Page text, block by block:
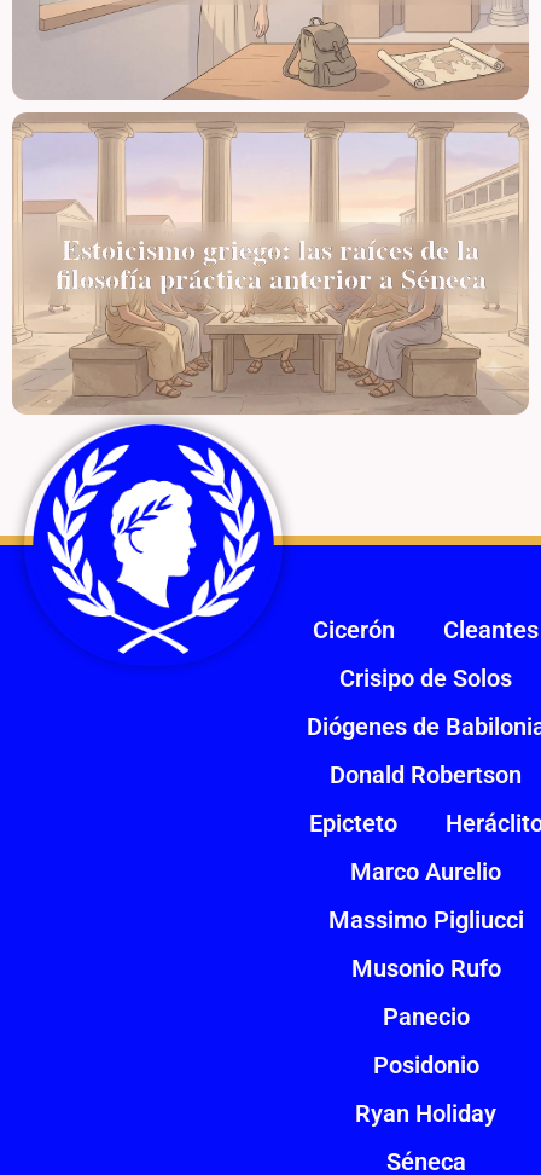
Estoicismo griego: las raíces de la
filosofía práctica anterior a Séneca
Cicerón
Cleantes
Crisipo de Solos
Diógenes de
Donald Robertson
Epicteto
Marco Aurelio
Massimo Pigliucci
Musonio Rufo
Panecio
Posidonio
Ryan Holiday
Séneca